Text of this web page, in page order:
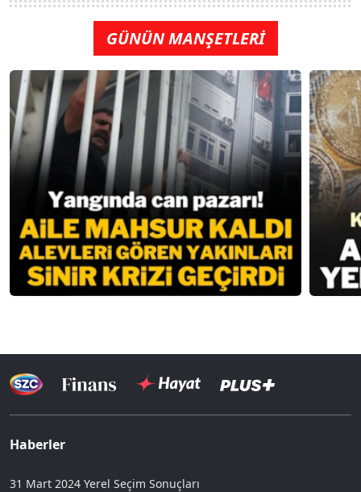
GÜNÜN MANŞETLERİ
Haberler
31 Mart 2024 Yerel Seçim Sonuçları